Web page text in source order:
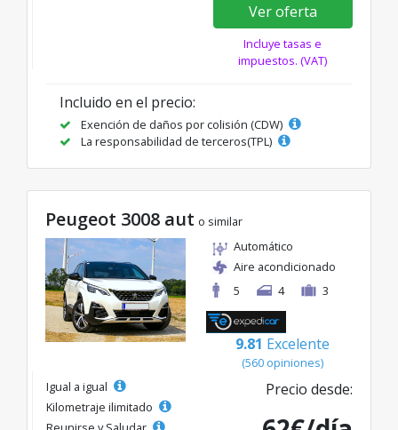
Ver oferta
Incluye tasas e
impuestos. (VAT)
Incluido en el precio:
Exención de daños por colisión (CDW)
La responsabilidad de terceros(TPL)
Peugeot 3008 aut o similar
Automático
Aire acondicionado
5
4 3
9.81 Excelente
(560 opiniones)
Igual a igual
Kilometraje ilimitado
Precio desde: